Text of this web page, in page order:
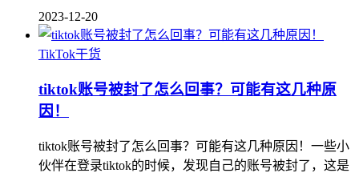
2023-12-20
TikTok干货
tiktok账号被封了怎么回事？可能有这几种原
因！
tiktok账号被封了怎么回事？可能有这几种原因！一些小
伙伴在登录tiktok的时候，发现自己的账号被封了，这是